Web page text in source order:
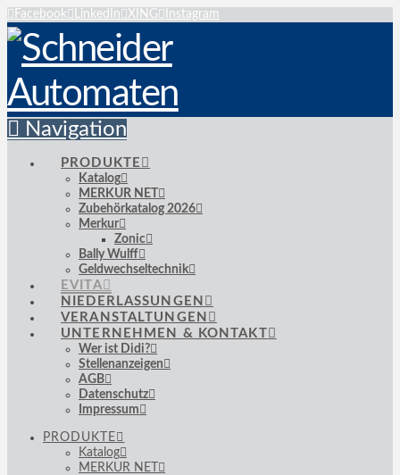
Facebook LinkedIn XING Instagram
Navigation
PRODUKTE
Katalog
MERKUR NET
Zubehörkatalog 2026
Merkur
Zonic
Bally Wulff
Geldwechseltechnik
EVITA
NIEDERLASSUNGEN
VERANSTALTUNGEN
UNTERNEHMEN & KONTAKT
Wer ist Didi?
Stellenanzeigen
AGB
Datenschutz
Impressum
PRODUKTE
Katalog
MERKUR NET